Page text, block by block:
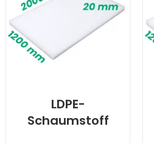
LDPE-
Schaumstoff